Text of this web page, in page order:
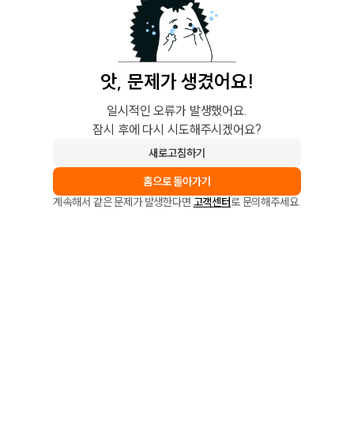
앗, 문제가 생겼어요!
일시적인 오류가 발생했어요.
잠시 후에 다시 시도해주시겠어요?
새로고침하기
홈으로 돌아가기
계속해서 같은 문제가 발생한다면 고객센터로 문의해주세요.